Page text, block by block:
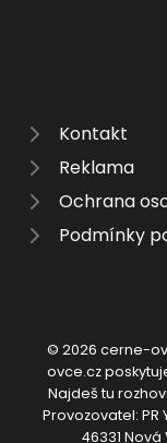
Kontakt
Reklama
Ochrana
Podmínky
© 2026 cerne-
ovce.cz
Najdeš tu
Provozovatel: PR
46331 Nová